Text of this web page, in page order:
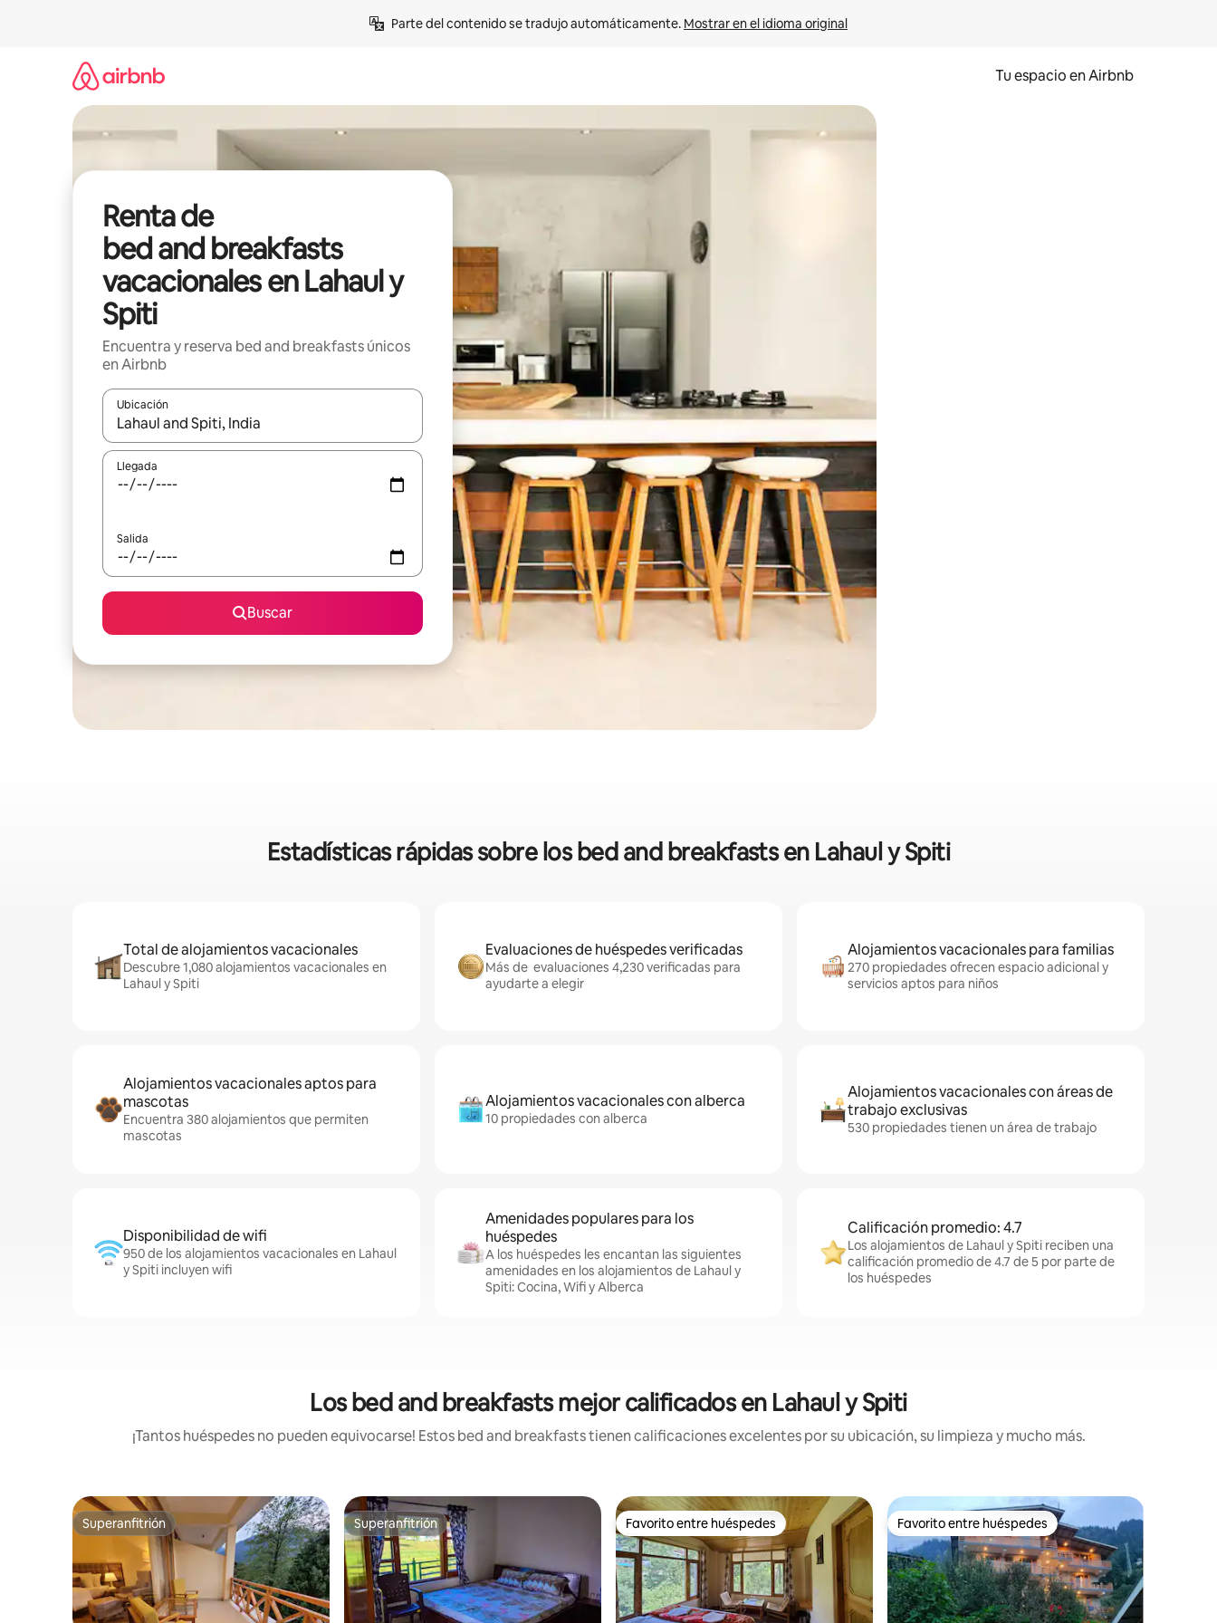
Parte del contenido se tradujo automáticamente. Mostrar en el idioma original
Tu espacio en Airbnb
Renta de
bed and breakfasts
vacacionales en Lahaul y
Spiti
Encuentra y reserva bed and breakfasts únicos
en Airbnb
Ubicación
Cuando los resultados estén disponibles, podrás navegar usando las teclas de las flechas hacia arriba y hacia abajo, o bien tocando y deslizando la pantalla.
Llegada
Salida
Buscar
Estadísticas rápidas sobre los bed and breakfasts en Lahaul y Spiti
Total de alojamientos vacacionales
Descubre 1,080 alojamientos vacacionales en
Lahaul y Spiti
Evaluaciones de huéspedes verificadas
Más de evaluaciones 4,230 verificadas para
ayudarte a elegir
Alojamientos vacacionales para familias
270 propiedades ofrecen espacio adicional y
servicios aptos para niños
Alojamientos vacacionales aptos para
mascotas
Encuentra 380 alojamientos que permiten
mascotas
Alojamientos vacacionales con alberca
10 propiedades con alberca
Alojamientos vacacionales con áreas de
trabajo exclusivas
530 propiedades tienen un área de trabajo
Disponibilidad de wifi
950 de los alojamientos vacacionales en Lahaul
y Spiti incluyen wifi
Amenidades populares para los
huéspedes
A los huéspedes les encantan las siguientes
amenidades en los alojamientos de Lahaul y
Spiti: Cocina, Wifi y Alberca
Calificación promedio: 4.7
Los alojamientos de Lahaul y Spiti reciben una
calificación promedio de 4.7 de 5 por parte de
los huéspedes
Los bed and breakfasts mejor calificados en Lahaul y Spiti
¡Tantos huéspedes no pueden equivocarse! Estos bed and breakfasts tienen calificaciones excelentes por su ubicación, su limpieza y mucho más.
Superanfitrión
Superanfitrión Superanfitrión
Superanfitrión Favorito entre huéspedes
Favorito entre huéspedes Favorito entre huéspedes
Favorito entre huéspedes